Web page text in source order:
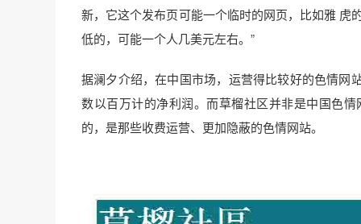
新，它这个发布页可能一个临时的网页，比如雅
低的，可能一个人几美元左右。”
据澜夕介绍，在中国市场，运营得比较好的色情网
数以百万计的净利润。而草榴社区并非是中国色
的，是那些收费运营、更加隐蔽的色情网站。